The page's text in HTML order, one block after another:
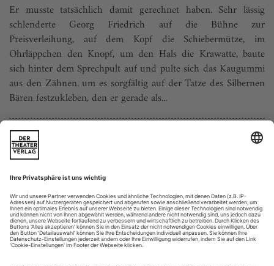
Er musste tatsächlich damit gerechnet haben. Sehr lässig
schlenderte Georg Friedrich auf die Bühne zur
Preisverleihung, auf dem Kopf die Schiebermütze, im
Ohrläppchen den Knopf, um den Hals die Krawatte, baute
sich hinter dem Sprechpult auf und pulte sich das Kaugummi
aus den Zähnen, um es sorgfältig auf der Tatze des Silbernen
Bären festzukleben, den er gerade als...
Impressum
Theater Heute
Die Theaterzeitschrift
im 58. Jahrgang
Gegründet von Erhard Friedrich und Henning Rischbieter
Herausgeber
Der Theaterverlag – Friedrich Berlin